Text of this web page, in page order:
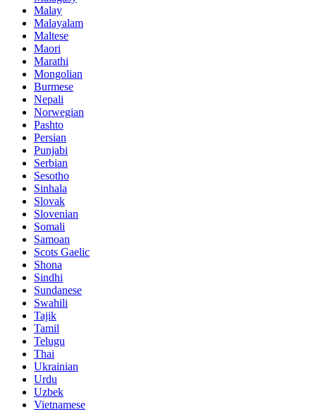
Malay
Malayalam
Maltese
Maori
Marathi
Mongolian
Burmese
Nepali
Norwegian
Pashto
Persian
Punjabi
Serbian
Sesotho
Sinhala
Slovak
Slovenian
Somali
Samoan
Scots Gaelic
Shona
Sindhi
Sundanese
Swahili
Tajik
Tamil
Telugu
Thai
Ukrainian
Urdu
Uzbek
Vietnamese